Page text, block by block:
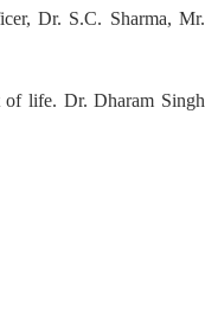
Dr. S.C. Sharma, Mr.
of life. Dr. Dharam Singh